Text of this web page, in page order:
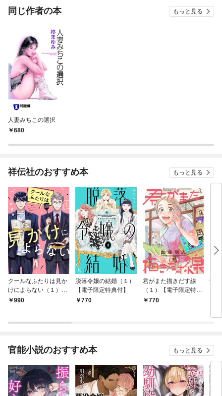
同じ作者の本 もっと見る
人妻みちこの選択
680
祥伝社のおすすめ本 もっと見る
クールなふたりは見か
けによらない（１）
【電子限定特典付】
990
脱落令嬢の結婚（１）
【電子限定特典付】
770
君がまた描きだす線
（１）【電子限定特典
付】770
情
官能小説のおすすめ本 もっと見る